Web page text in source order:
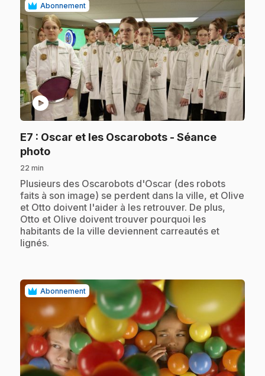
Abonnement
play_circle
E7 : Oscar et les Oscarobots - Séance
photo.
22 min
.Plusieurs des Oscarobots d'Oscar (des robots
faits à son image) se perdent dans la ville, et Olive
et Otto doivent l'aider à les retrouver. De plus,
Otto et Olive doivent trouver pourquoi les
habitants de la ville deviennent carreautés et
lignés.
Abonnement